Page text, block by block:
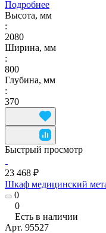
Подробнее
Высота, мм
:
2080
Ширина, мм
:
800
Глубина, мм
:
370
Быстрый просмотр
23 468 ₽
Шкаф медицинский
0
0
Есть в наличии
Арт. 95527